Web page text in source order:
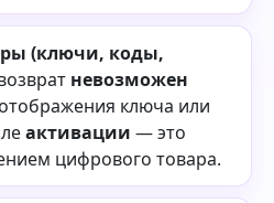
(ключи, коды,
невозможен
ключа или
активации — это
цифрового товара.